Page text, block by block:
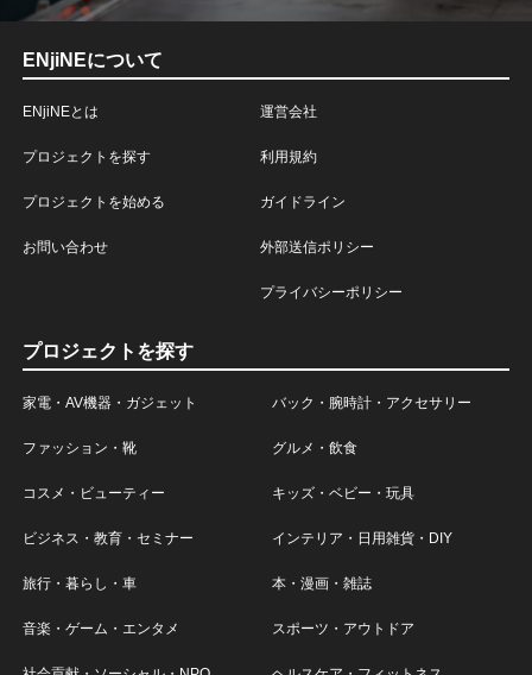
ENjiNEについて
ENjiNEとは
プロジェクトを探す
プロジェクトを始める
お問い合わせ
運営会社
利用規約
ガイドライン
外部送信ポリシー
プライバシーポリシー
プロジェクトを探す
家電・AV機器・ガジェット バック・腕時計・アクセサリー
ファッション・靴 グルメ・飲食
コスメ・ビューティー キッズ・ベビー・玩具
ビジネス・教育・セミナー インテリア・日用雑貨・DIY
旅行・暮らし・車 本・漫画・雑誌
音楽・ゲーム・エンタメ スポーツ・アウトドア